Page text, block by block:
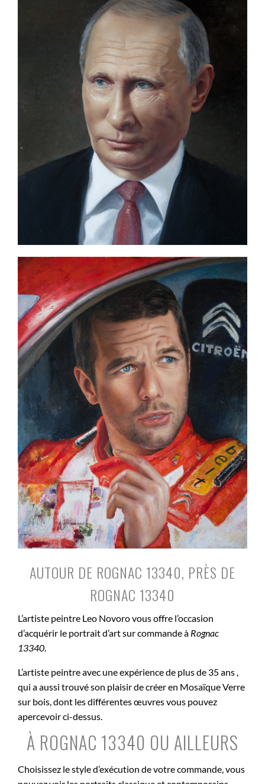
AUTOUR DE ROGNAC 13340, PRÈS DE
ROGNAC 13340
L’artiste peintre Leo Novoro vous offre l’occasion
d’acquérir le portrait d’art sur commande à Rognac
13340.
L’artiste peintre avec une expérience de plus de 35 ans ,
qui a aussi trouvé son plaisir de créer en Mosaïque Verre
sur bois, dont les différentes œuvres vous pouvez
apercevoir ci-dessus.
À ROGNAC 13340 OU AILLEURS
Choisissez le style d’exécution de votre commande, vous